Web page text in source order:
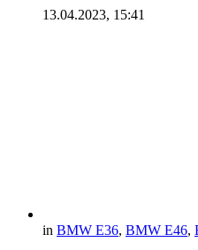
13.04.2023, 15:41
in BMW E36, BMW E46,